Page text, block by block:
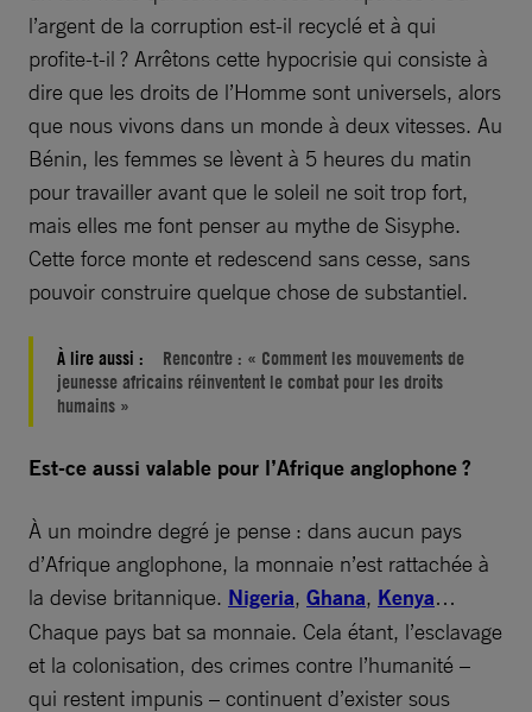
l’argent de la corruption est-il recyclé et à qui
profite-t-il ? Arrêtons cette hypocrisie qui consiste à
dire que les droits de l’Homme sont universels, alors
que nous vivons dans un monde à deux vitesses. Au
Bénin, les femmes se lèvent à 5 heures du matin
pour travailler avant que le soleil ne soit trop fort,
mais elles me font penser au mythe de Sisyphe.
Cette force monte et redescend sans cesse, sans
pouvoir construire quelque chose de substantiel.
À lire aussi :
Rencontre : « Comment les mouvements de
jeunesse africains réinventent le combat pour les droits
humains »
Est-ce aussi valable pour l’Afrique anglophone ?
À un moindre degré je pense : dans aucun pays
d’Afrique anglophone, la monnaie n’est rattachée à
la devise britannique. Nigeria, Ghana, Kenya…
Chaque pays bat sa monnaie. Cela étant, l’esclavage
et la colonisation, des crimes contre l’humanité –
qui restent impunis – continuent d’exister sous